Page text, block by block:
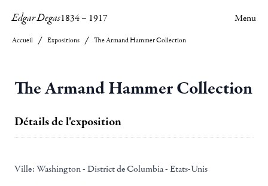
Edgar Degas1834– 1917 Menu
Accueil Expositions The Armand Hammer Collection
The Armand Hammer Collection
Détails de l'exposition
Ville: Washington - District de Columbia - Etats-Unis